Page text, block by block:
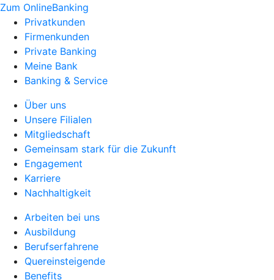
Zum OnlineBanking
Privatkunden
Firmenkunden
Private Banking
Meine Bank
Banking & Service
Über uns
Unsere Filialen
Mitgliedschaft
Gemeinsam stark für die Zukunft
Engagement
Karriere
Nachhaltigkeit
Arbeiten bei uns
Ausbildung
Berufserfahrene
Quereinsteigende
Benefits